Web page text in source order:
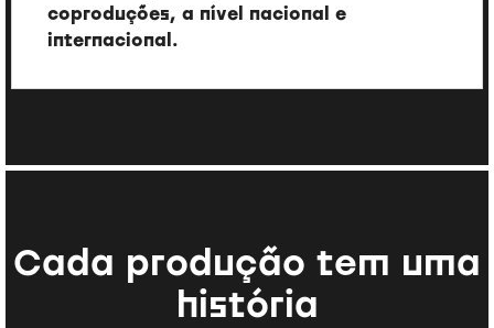
coproduções, a nível nacional e
internacional.
Cada produção tem uma
história